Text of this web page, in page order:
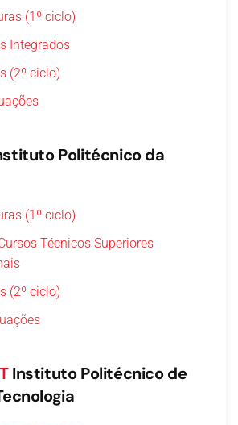
(1º ciclo)
Integrados
(2º ciclo)
Politécnico da
(1º ciclo)
Técnicos Superiores
(2º ciclo)
Instituto Politécnico de